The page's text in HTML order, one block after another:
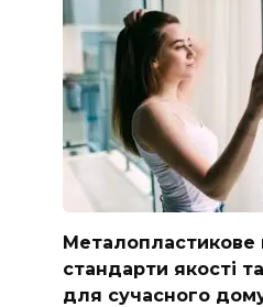
Металопластикове
стандарти якості
для сучасного